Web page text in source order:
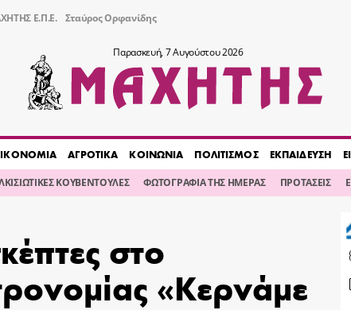
Ε.Π.Ε. Σταύρος Ορφανίδης
Παρασκευή, 7 Αυγούστου 2026
ΑΓΡΟΤΙΚΑ ΚΟΙΝΩΝΙΑ ΠΟΛΙΤΙΣΜΟΣ ΕΚΠΑΙΔΕΥΣΗ
ΚΟΥΒΕΝΤΟΥΛΕΣ ΦΩΤΟΓΡΑΦΙΑ ΤΗΣ ΗΜΕΡΑΣ ΠΡΟΤΑΣΕΙΣ
στο
«Κερνάμε